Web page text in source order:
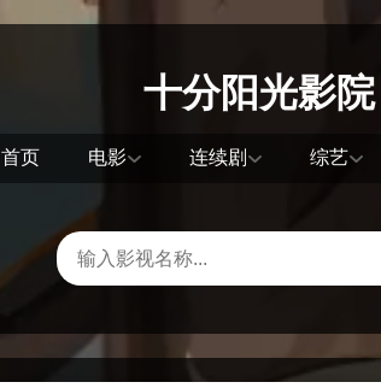
十分阳光影院
首页 电影 连续剧 综艺